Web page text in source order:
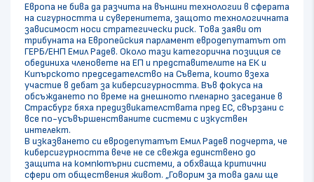
Европа не бива да разчита на външни технологии в сферата
на сигурността и суверенитета, защото технологичната
зависимост носи стратегически риск. Това заяви от
трибуната на Европейския парламент евродепутатът от
ГЕРБ/ЕНП Емил Радев. Около тази категорична позиция се
обединиха членовете на ЕП и представителите на ЕК и
Кипърското председателство на Съвета, които взеха
участие в дебат за киберсигурността. Във фокуса на
обсъждането по време на днешното пленарно заседание в
Страсбург бяха предизвикателствата пред ЕС, свързани с
все по-усъвършенстваните системи с изкуствен
интелект.
В изказването си евродепутатът Емил Радев подчерта, че
киберсигурността вече не се свежда единствено до
защита на компютърни системи, а обхваща критични
сфери от обществения живот. „Говорим за това дали ще